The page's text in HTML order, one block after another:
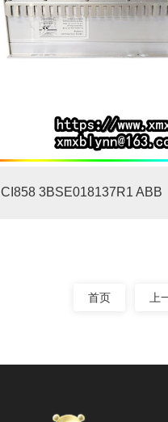
CI858 3BSE018137R1 ABB
首页 上